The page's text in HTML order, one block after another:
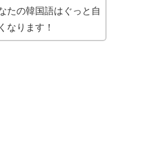
たの韓国語はぐっと自
なります！